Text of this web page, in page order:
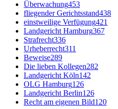
Überwachung453
fliegender Gerichtsstand438
einstweilige Verfügung421
Landgericht Hamburg367
Strafrecht336
Urheberrecht311
Beweise289
Die lieben Kollegen282
Landgericht Köln142
OLG Hamburg126
Landgericht Berlin126
Recht am eigenen Bild120